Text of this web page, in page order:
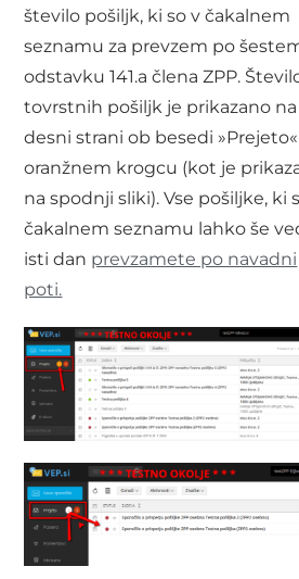
število pošiljk, ki so v čakalnem
seznamu za prevzem po
odstavku 141.a člena ZPP.
tovrstnih pošiljk je prikazano na
desni strani ob besedi
oranžnem krogcu (kot je
na spodnji sliki). Vse pošiljke, ki
čakalnem seznamu lahko še
isti dan prevzamete po navadni
poti.